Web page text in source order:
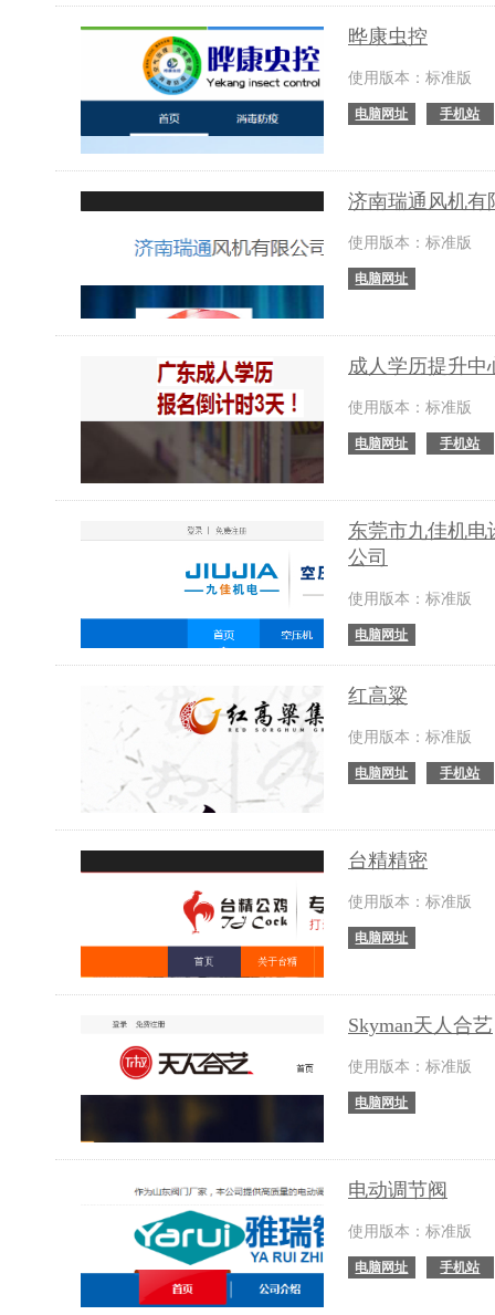
晔康虫控
使用版本：标准版
电脑网址 手机站
济南瑞通风机有
使用版本：标准版
电脑网址
成人学历提升中
使用版本：标准版
电脑网址 手机站
东莞市九佳机电
公司
使用版本：标准版
电脑网址
红高粱
使用版本：标准版
电脑网址 手机站
台精精密
使用版本：标准版
电脑网址
Skyman天人合艺
使用版本：标准版
电脑网址
电动调节阀
使用版本：标准版
电脑网址 手机站